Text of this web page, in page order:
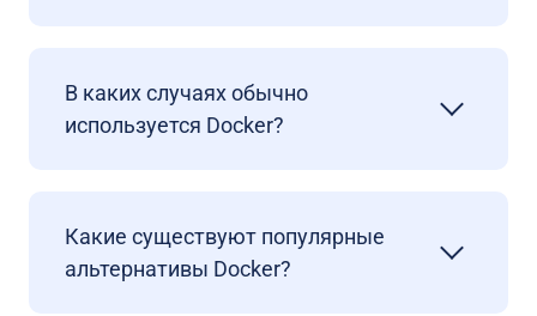
В каких случаях обычно
используется Docker?
Какие существуют популярные
альтернативы Docker?